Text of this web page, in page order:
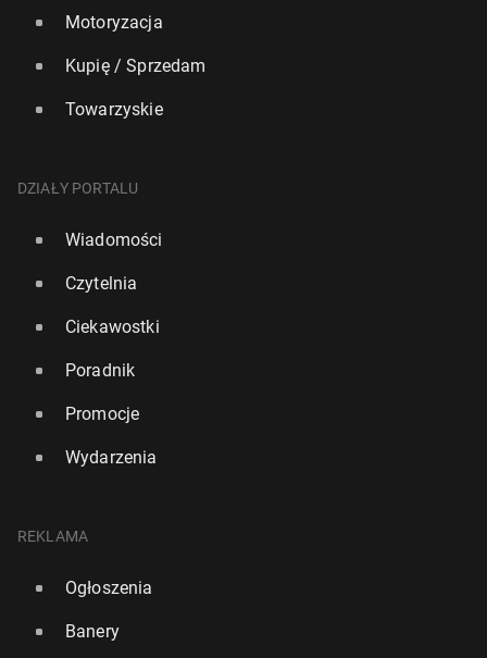
Motoryzacja
Kupię / Sprzedam
Towarzyskie
DZIAŁY PORTALU
Wiadomości
Czytelnia
Ciekawostki
Poradnik
Promocje
Wydarzenia
REKLAMA
Ogłoszenia
Banery